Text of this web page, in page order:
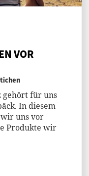
VOR
gehört für uns
In diesem
uns vor
Produkte wir